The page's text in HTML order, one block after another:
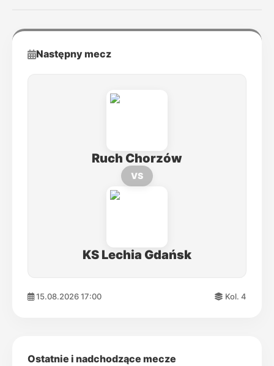
Następny mecz
Ruch Chorzów
VS
KS Lechia Gdańsk
15.08.2026 17:00 Kol. 4
Ostatnie i nadchodzące mecze